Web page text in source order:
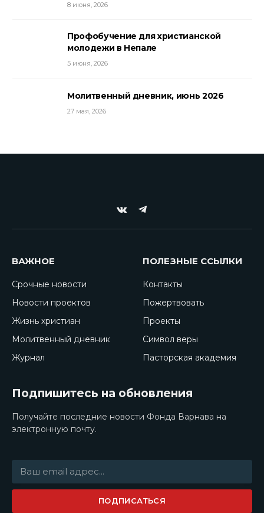
8 июня, 2026
Профобучение для христианской
молодежи в Непале
5 июня, 2026
Молитвенный дневник, июнь 2026
27 мая, 2026
VKontakte
Telegram
ВАЖНОЕ
Срочные новости
Новости проектов
Жизнь христиан
Молитвенный дневник
Журнал
ПОЛЕЗНЫЕ ССЫЛКИ
Контакты
Пожертвовать
Проекты
Символ веры
Пасторская академия
Подпишитесь на обновления
Получайте последние новости Фонда Варнава на
электронную почту.
ПОДПИСАТЬСЯ